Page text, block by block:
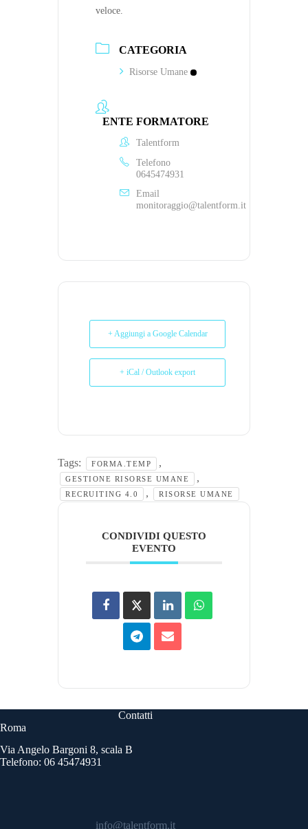
veloce.
CATEGORIA
Risorse Umane
ENTE FORMATORE
Talentform
Telefono
0645474931
Email
monitoraggio@talentform.it
+ Aggiungi a Google Calendar
+ iCal / Outlook export
Tags: FORMA.TEMP ,
GESTIONE RISORSE UMANE ,
RECRUITING 4.0 , RISORSE UMANE
CONDIVIDI QUESTO
EVENTO
Contatti
Roma
Via Angelo Bargoni 8, scala B
Telefono: 06 45474931
info@talentform.it